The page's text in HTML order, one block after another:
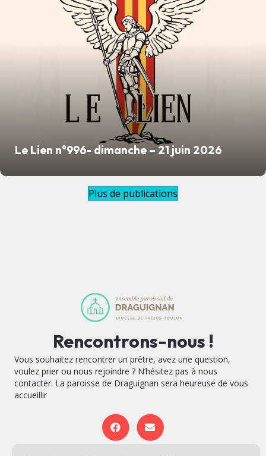
Le Lien n°996- dimanche – 21 juin 2026
Plus de publications
Rencontrons-nous !
Vous souhaitez rencontrer un prêtre, avez une question,
voulez prier ou nous rejoindre ? N’hésitez pas à nous
contacter. La paroisse de Draguignan sera heureuse de vous
accueillir